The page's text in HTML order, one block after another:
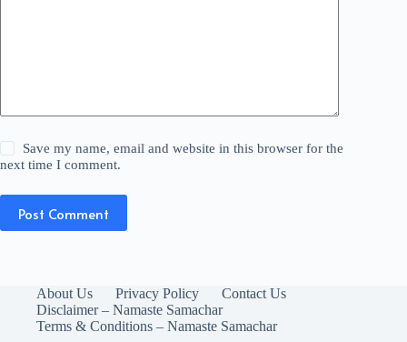
Save my name, email and website in this browser for the
next time I comment.
Post Comment
About Us Privacy Policy
Contact Us
Disclaimer – Namaste Samachar
Terms & Conditions – Namaste Samachar